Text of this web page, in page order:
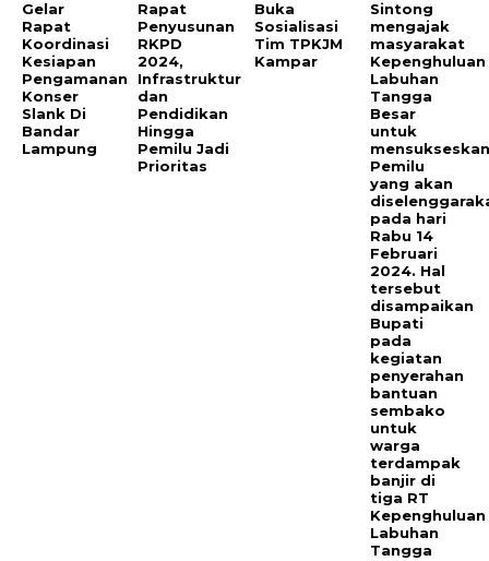
Gelar
Rapat
Koordinasi
Kesiapan
Pengamanan
Konser
Slank Di
Bandar
Lampung
Rapat
Penyusunan
RKPD
2024,
Infrastruktur
dan
Pendidikan
Hingga
Pemilu Jadi
Prioritas
Buka
Sosialisasi
Tim TPKJM
Kampar
Sintong
mengajak
masyarakat
Kepenghuluan
Labuhan
Tangga
Besar
untuk
Pemilu
yang akan
pada hari
Rabu 14
Februari
2024. Hal
tersebut
disampaikan
Bupati
pada
kegiatan
penyerahan
bantuan
sembako
untuk
warga
terdampak
banjir di
tiga RT
Kepenghuluan
Labuhan
Tangga